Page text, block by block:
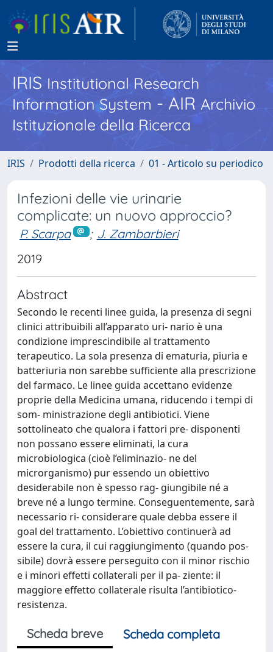
IRISInstitutional Research
Information System - AIR Archivio
Istituzionale della Ricerca
IRIS Prodotti della ricerca 01 - Articolo su periodico
Infezioni delle vie urinarie
complicate: un nuovo approccio?
P. Scarpa ; J. Zambarbieri
2019
Abstract
Secondo le recenti linee guida, la presenza di segni
clinici attribuibili all’apparato uri- nario è una
condizione imprescindibile al trattamento
terapeutico. La sola presenza di ematuria, piuria e
batteriuria non sarebbe sufficiente alla prescrizione
del farmaco. Le linee guida accettano evidenze
proprie della Medicina umana, riducendo i tempi di
som- ministrazione degli antibiotici. Viene
sottolineato che qualora i fattori pre- disponenti
non possano essere eliminati, la cura
microbiologica (cioè l’eliminazio- ne del
microrganismo) pur essendo un obiettivo
desiderabile non è spesso rag- giungibile né a
breve né a lungo termine. Conseguentemente, sarà
necessario ri- considerare quale debba essere il
goal del trattamento. L’obiettivo continuerà ad
essere la cura, il cui raggiungimento (quando pos-
sibile) dovrà essere perseguito con il minor rischio
e i minori effetti collaterali per il pa- ziente: il
maggiore effetto collaterale risulta l’antibiotico-
resistenza.
Scheda breve
Scheda completa